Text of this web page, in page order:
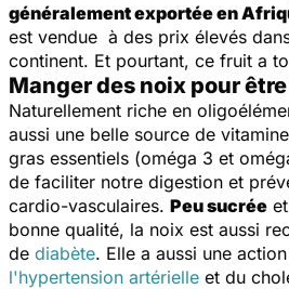
généralement exportée en
est vendue à des prix élevés
continent. Et pourtant, ce fruit a
Manger des noix pour
Naturellement riche en
aussi une belle source de
gras essentiels (oméga 3 et
de faciliter notre digestion et
cardio-vasculaires. Peu sucrée
bonne qualité, la noix est aussi
de diabète. Elle a aussi une
l'hypertension artérielle et du